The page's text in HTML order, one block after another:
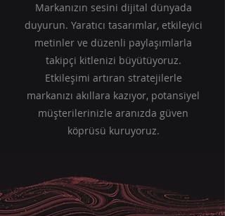
Markanızın sesini dijital dünyada
duyurun. Yaratıcı tasarımlar, etkileyici
metinler ve düzenli paylaşımlarla
takipçi kitlenizi büyütüyoruz.
Etkileşimi artıran stratejilerle
markanızı akıllara kazıyor, potansiyel
müşterilerinizle aranızda güven
köprüsü kuruyoruz.